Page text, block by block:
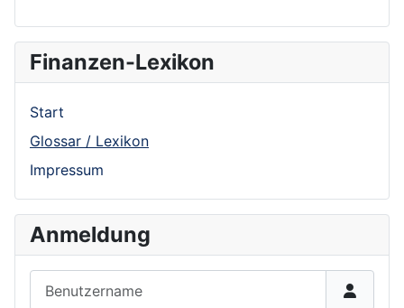
Finanzen-Lexikon
Start
Glossar / Lexikon
Impressum
Anmeldung